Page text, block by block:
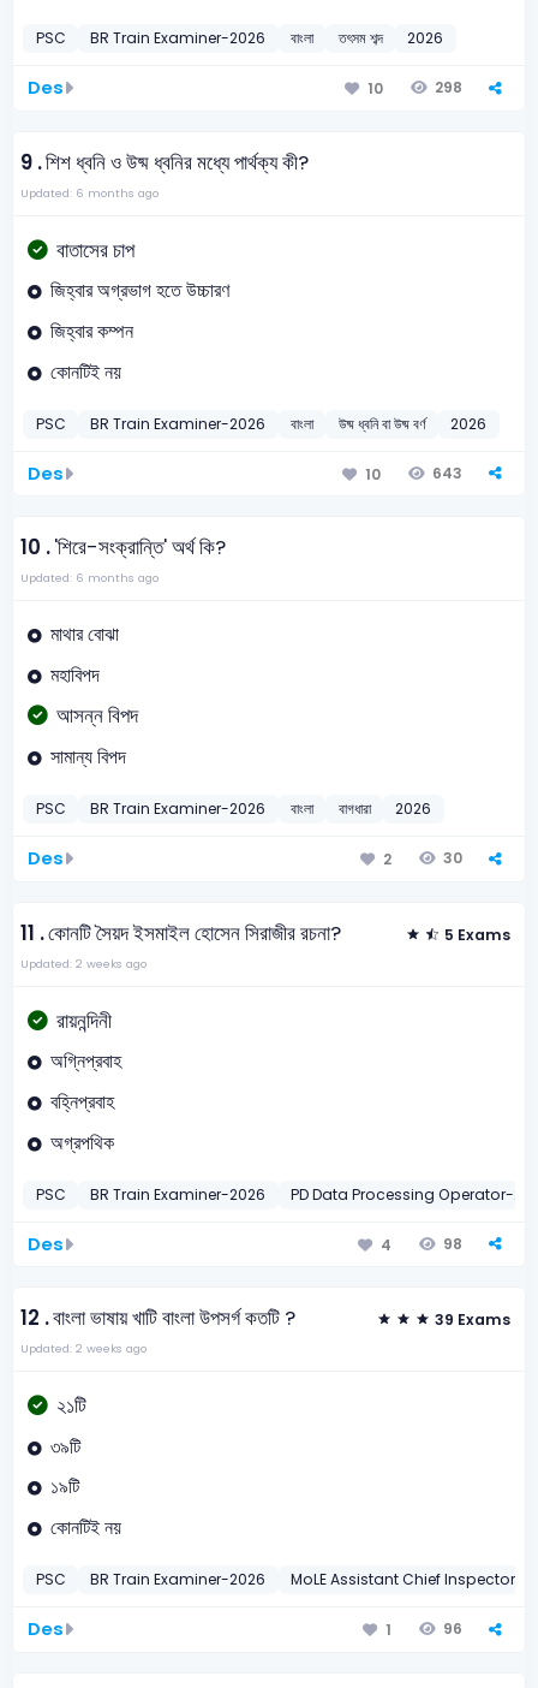
PSC BR Train Examiner-2026 বাংলা তৎসম শব্দ 2026
Des 10 298
9 .শিশ ধ্বনি ও উষ্ম ধ্বনির মধ্যে পার্থক্য কী?
Updated: 6 months ago
বাতাসের চাপ
জিহ্বার অগ্রভাগ হতে উচ্চারণ
জিহ্বার কম্পন
কোনটিই নয়
PSC BR Train Examiner-2026 বাংলা উষ্ম ধ্বনি বা উষ্ম বর্ণ 2026
Des 10 643
10 .'শিরে-সংক্রান্তি' অর্থ কি?
Updated: 6 months ago
মাথার বোঝা
মহাবিপদ
আসন্ন বিপদ
সামান্য বিপদ
PSC BR Train Examiner-2026 বাংলা বাগধারা 2026
Des 2 30
11 .কোনটি সৈয়দ ইসমাইল হোসেন সিরাজীর রচনা? 5 Exams
Updated: 2 weeks ago
রায়নন্দিনী
অগ্নিপ্রবাহ
বহ্নিপ্রবাহ
অগ্রপথিক
PSC BR Train Examiner-2026 PD Data Processing Operator-
Des 4 98
12 .বাংলা ভাষায় খাটি বাংলা উপসর্গ কতটি ? 39 Exams
Updated: 2 weeks ago
২১টি
৩৯টি
১৯টি
কোনটিই নয়
PSC BR Train Examiner-2026 MoLE Assistant Chief Inspector-
Des 1 96